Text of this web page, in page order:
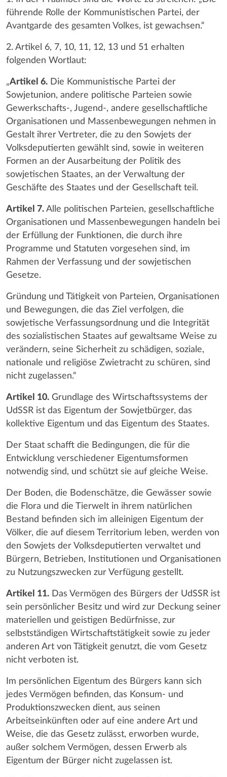
führende Rolle der Kommunistischen Partei, der
Avantgarde des gesamten Volkes, ist gewachsen.“
2. Artikel 6, 7, 10, 11, 12, 13 und 51 erhalten
folgenden Wortlaut:
„Artikel 6. Die Kommunistische Partei der
Sowjetunion, andere politische Parteien sowie
Gewerkschafts-, Jugend-, andere gesellschaftliche
Organisationen und Massenbewegungen nehmen in
Gestalt ihrer Vertreter, die zu den Sowjets der
Volksdeputierten gewählt sind, sowie in weiteren
Formen an der Ausarbeitung der Politik des
sowjetischen Staates, an der Verwaltung der
Geschäfte des Staates und der Gesellschaft teil.
Artikel 7. Alle politischen Parteien, gesellschaftliche
Organisationen und Massenbewegungen handeln bei
der Erfüllung der Funktionen, die durch ihre
Programme und Statuten vorgesehen sind, im
Rahmen der Verfassung und der sowjetischen
Gesetze.
Gründung und Tätigkeit von Parteien, Organisationen
und Bewegungen, die das Ziel verfolgen, die
sowjetische Verfassungsordnung und die Integrität
des sozialistischen Staates auf gewaltsame Weise zu
verändern, seine Sicherheit zu schädigen, soziale,
nationale und religiöse Zwietracht zu schüren, sind
nicht zugelassen.“
Artikel 10. Grundlage des Wirtschaftssystems der
UdSSR ist das Eigentum der Sowjetbürger, das
kollektive Eigentum und das Eigentum des Staates.
Der Staat schafft die Bedingungen, die für die
Entwicklung verschiedener Eigentumsformen
notwendig sind, und schützt sie auf gleiche Weise.
Der Boden, die Bodenschätze, die Gewässer sowie
die Flora und die Tierwelt in ihrem natürlichen
Bestand befinden sich im alleinigen Eigentum der
Völker, die auf diesem Territorium leben, werden von
den Sowjets der Volksdeputierten verwaltet und
Bürgern, Betrieben, Institutionen und Organisationen
zu Nutzungszwecken zur Verfügung gestellt.
Artikel 11. Das Vermögen des Bürgers der UdSSR ist
sein persönlicher Besitz und wird zur Deckung seiner
materiellen und geistigen Bedürfnisse, zur
selbstständigen Wirtschaftstätigkeit sowie zu jeder
anderen Art von Tätigkeit genutzt, die vom Gesetz
nicht verboten ist.
Im persönlichen Eigentum des Bürgers kann sich
jedes Vermögen befinden, das Konsum- und
Produktionszwecken dient, aus seinen
Arbeitseinkünften oder auf eine andere Art und
Weise, die das Gesetz zulässt, erworben wurde,
außer solchem Vermögen, dessen Erwerb als
Eigentum der Bürger nicht zugelassen ist.